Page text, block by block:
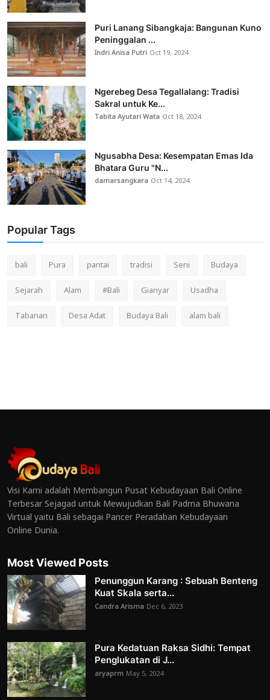
Puri Lanang Sibangkaja: Bangunan Kuno
Peninggalan ...
Indri Anisa Putri Oct 19, 2024
Ngerebeg Desa Tegallalang: Tradisi
Sakral untuk Ke...
Tabita Ayutari Wata Oct 18, 2024
Ngusabha Desa: Kesempatan Emas Ida
Bhatara Guru "N...
damarsangkara Oct 14, 2024
Popular Tags
bali Pura pantai tradisi Seni
Budaya
Sejarah
Alam #Bali Gianyar
Usadha
Tabanan
Desa Adat Budaya Bali alam bali
Visi Kami adalah Membangun Pusat Kebudayaan Bali Online
Terbesar Sejagad untuk Mewujudkan Bali Padma Bhuwana
Virtual yaitu Bali sebagai Pancer Peradaban Kebudayaan
Online Dunia.
Most Viewed Posts
Penunggun Karang : Sebuah Benteng
Kuat Skala serta...
Candra Arisma Dec 6, 2023
Pura Kedatuan Raksa Sidhi: Tempat
Penglukatan di J...
aryaprm May 5, 2024